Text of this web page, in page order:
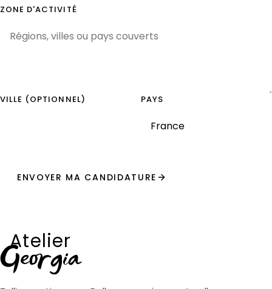
ZONE D'ACTIVITÉ
VILLE (OPTIONNEL) PAYS
ENVOYER MA CANDIDATURE
Atelier
Georgia